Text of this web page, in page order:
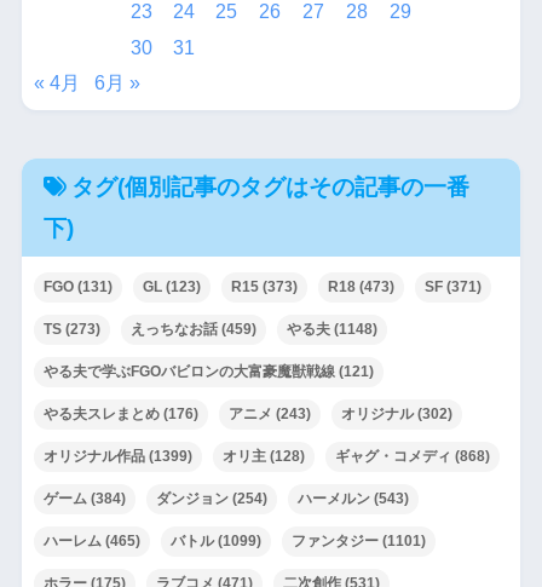
23
24 25 26 27 28
29
30
31
« 4月
6月 »
タグ(個別記事のタグはその記事の一番
下)
FGO(131) GL(123) R15(373) R18(473) SF(371)
TS(273) えっちなお話(459) やる夫(1148)
やる夫で学ぶFGOバビロンの大富豪魔獣戦線(121)
やる夫スレまとめ(176) アニメ (243) オリジナル(302)
オリジナル作品(1399) オリ主(128) ギャグ・コメディ (868)
ゲーム (384) ダンジョン(254) ハーメルン(543)
ハーレム (465) バトル(1099) ファンタジー(1101)
ホラー(175) ラブコメ (471) 二次創作(531)